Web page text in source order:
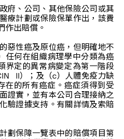
府、公司、其他保險公司或其
療計劃或保險保單作出，該費
作出賠償。
惡性癌及原位癌，但明確地不
任何在組織病理學中分類為癌
界定的異常病變定為第一階段
II）；及（c）人體免疫力缺
在的所有癌症。癌症須得到受
證實，並有本公司合理接納之
驗證據支持。有關詳情及索賠
劃保障一覽表中的賠償項目第